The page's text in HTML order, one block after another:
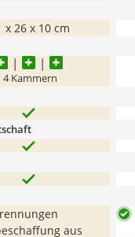
x 26 x 10 cm
4 Kammern
aus